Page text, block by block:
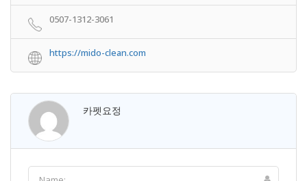
0507-1312-3061
https://mido-clean.com
카펫요정